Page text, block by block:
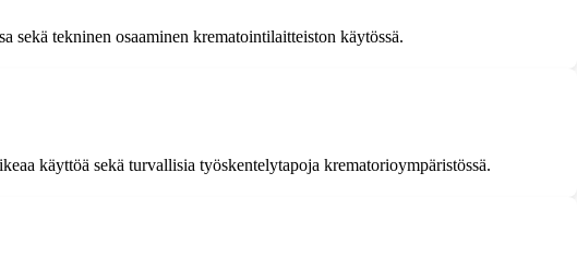
sekä tekninen osaaminen krematointilaitteiston käytössä.
käyttöä sekä turvallisia työskentelytapoja krematorioympäristössä.